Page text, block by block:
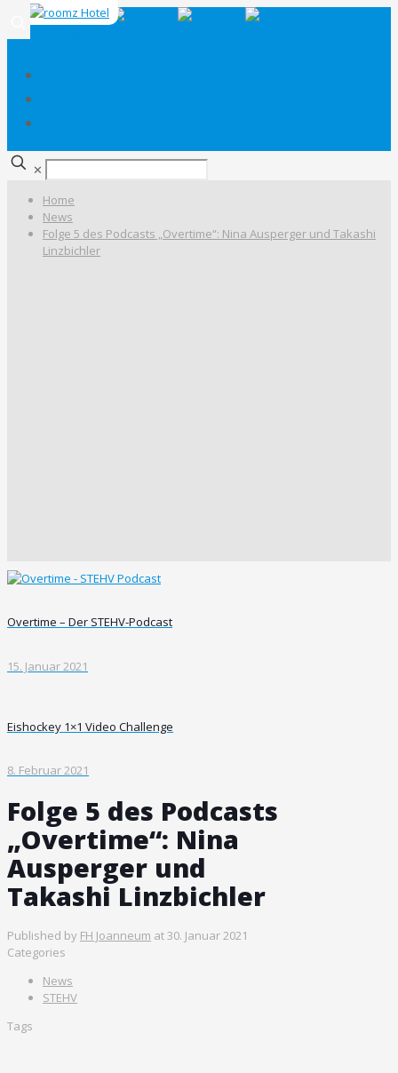
✕
Home
News
Folge 5 des Podcasts „Overtime“: Nina Ausperger und Takashi
Linzbichler
Overtime – Der STEHV-Podcast
15. Januar 2021
Eishockey 1×1 Video Challenge
8. Februar 2021
Folge 5 des Podcasts
„Overtime“: Nina
Ausperger und
Takashi Linzbichler
Published by FH Joanneum at30. Januar 2021
Categories
News
STEHV
Tags